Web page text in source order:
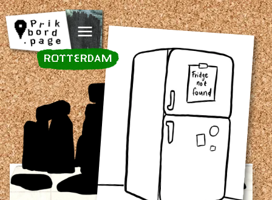
Spring naar inhoud
ROTTERDAM